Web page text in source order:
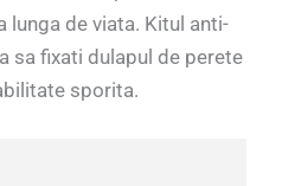
lunga de viata. Kitul anti-
sa fixati dulapul de perete
sporita.